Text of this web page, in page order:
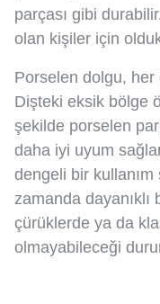
parçası gibi
olan kişiler için
Porselen dolgu, her
Dişteki eksik bölge
şekilde porselen
daha iyi uyum
dengeli bir kullanım
zamanda
çürüklerde ya da
olmayabileceği